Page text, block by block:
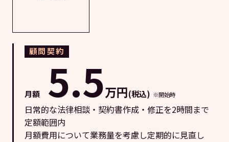
顧問契約
月額 5.5万円(税込) ※開始時
日常的な法律相談・契約書作成・修正を2時間まで
定額範囲内
月額費用について業務量を考慮し定期的に見直し